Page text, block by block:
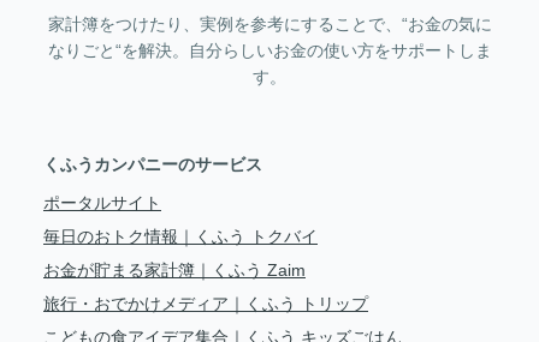
家計簿をつけたり、実例を参考にすることで、“お金の気に
なりごと“を解決。自分らしいお金の使い方をサポートしま
す。
くふうカンパニーのサービス
ポータルサイト
毎日のおトク情報｜くふう トクバイ
お金が貯まる家計簿｜くふう Zaim
旅行・おでかけメディア｜くふう トリップ
こどもの食アイデア集合｜くふう キッズごはん